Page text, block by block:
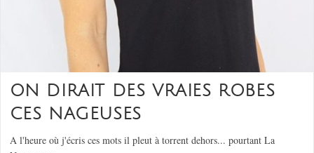
ON DIRAIT DES VRAIES ROBES
CES NAGEUSES
A l'heure où j'écris ces mots il pleut à torrent dehors... pourtant La